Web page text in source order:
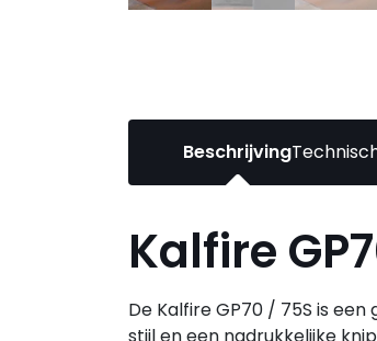
Beschrijving
Kalfire
De Kalfire GP70 / 75S is